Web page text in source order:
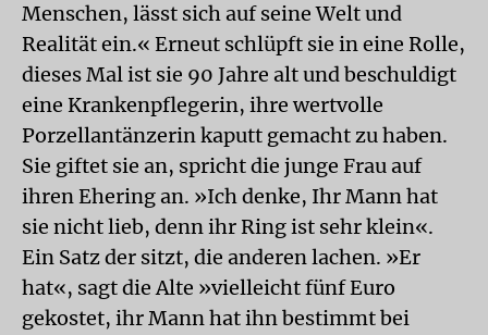
Menschen, lässt sich auf seine Welt und
Realität ein.« Erneut schlüpft sie in eine Rolle,
dieses Mal ist sie 90 Jahre alt und beschuldigt
eine Krankenpflegerin, ihre wertvolle
Porzellantänzerin kaputt gemacht zu haben.
Sie giftet sie an, spricht die junge Frau auf
ihren Ehering an. »Ich denke, Ihr Mann hat
sie nicht lieb, denn ihr Ring ist sehr klein«.
Ein Satz der sitzt, die anderen lachen. »Er
hat«, sagt die Alte »vielleicht fünf Euro
gekostet, ihr Mann hat ihn bestimmt bei